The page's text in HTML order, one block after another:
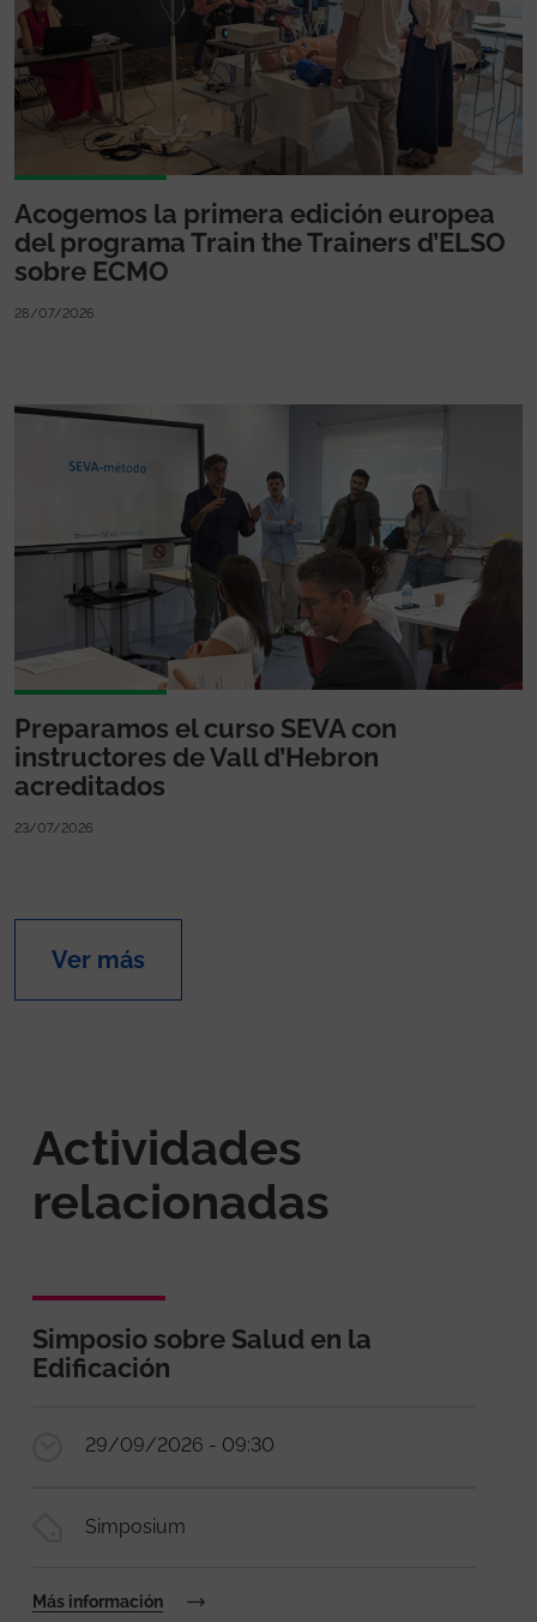
Acogemos la primera edición europea
del programa Train the Trainers d’ELSO
sobre ECMO
28/07/2026
Preparamos el curso SEVA con
instructores de Vall d’Hebron
acreditados
23/07/2026
Ver más
Actividades
relacionadas
Simposio sobre Salud en la
Edificación
29/09/2026 - 09:30
Simposium
Más información